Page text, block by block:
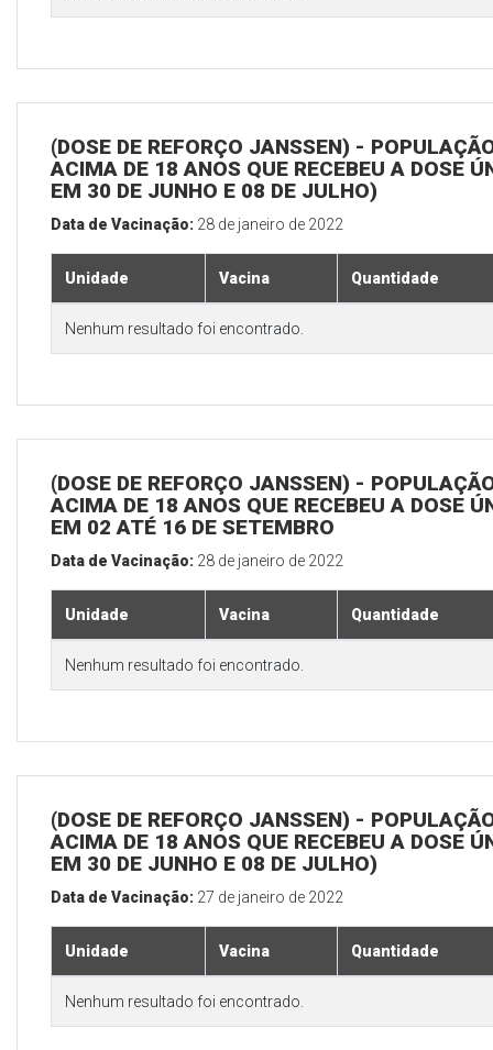
(DOSE DE REFORÇO JANSSEN) -
ACIMA DE 18 ANOS QUE RECEBEU A DOSE
EM 30 DE JUNHO E 08 DE JULHO)
Data de Vacinação: 28 de janeiro de 2022
Unidade Vacina Quantidade
Nenhum resultado foi encontrado.
(DOSE DE REFORÇO JANSSEN) -
ACIMA DE 18 ANOS QUE RECEBEU A DOSE
EM 02 ATÉ 16 DE SETEMBRO
Data de Vacinação: 28 de janeiro de 2022
Unidade Vacina Quantidade
Nenhum resultado foi encontrado.
(DOSE DE REFORÇO JANSSEN) -
ACIMA DE 18 ANOS QUE RECEBEU A DOSE
EM 30 DE JUNHO E 08 DE JULHO)
Data de Vacinação: 27 de janeiro de 2022
Unidade Vacina Quantidade
Nenhum resultado foi encontrado.